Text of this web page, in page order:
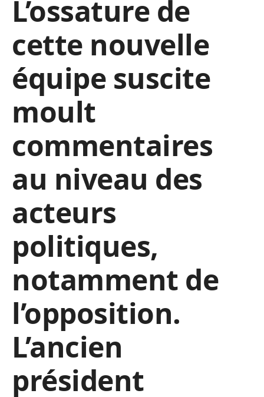
L’ossature de
cette nouvelle
équipe suscite
moult
commentaires
au niveau des
acteurs
politiques,
notamment de
l’opposition.
L’ancien
président